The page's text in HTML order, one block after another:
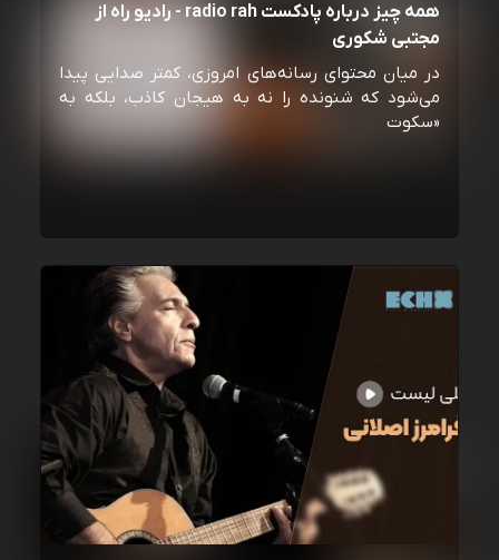
همه چیز درباره پادکست radio rah - رادیو راه از
مجتبی شکوری
در میان محتوای رسانه‌های امروزی، کمتر صدایی پیدا
می‌شود که شنونده را نه به هیجان کاذب، بلکه به
«سکوت